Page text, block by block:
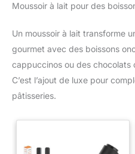
Moussoir à lait pour des
Un moussoir à lait transforme
gourmet avec des boissons
cappuccinos ou des chocolats
C’est l’ajout de luxe pour
pâtisseries.